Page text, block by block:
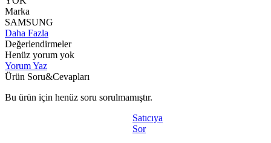
Marka
SAMSUNG
Daha Fazla
Değerlendirmeler
Henüz yorum yok
Yorum Yaz
Ürün Soru&Cevapları
Bu ürün için henüz soru sorulmamıştır.
Satıcıya
Sor